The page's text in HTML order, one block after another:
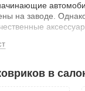
на заводе.
стоит уделить
и даже
в